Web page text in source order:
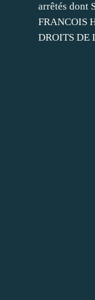
arrêtés dont
FRANCOIS
DROITS DE